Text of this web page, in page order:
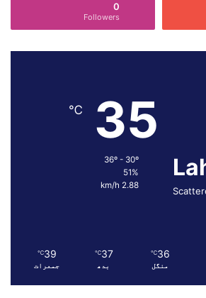
0
Followers
35
℃
36º - 30º
51%
2.88 km/h
36
℃
منگل
37
℃
بدھ
39
℃
جمعرات